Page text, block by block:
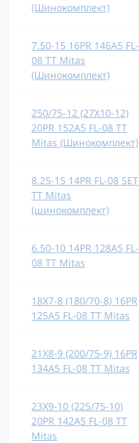
(Шинокомплект)
7.50-15 16PR 146A5 FL-
08 TT Mitas
(Шинокомплект)
250/75-12 (27X10-12)
20PR 152A5 FL-08 TT
Mitas (Шинокомплект)
8.25-15 14PR FL-08 SET
TT Mitas
(шинокомплект)
6.50-10 14PR 128A5 FL-
08 TT Mitas
18X7-8 (180/70-8) 16PR
125A5 FL-08 TT Mitas
21X8-9 (200/75-9) 16PR
134A5 FL-08 TT Mitas
23X9-10 (225/75-10)
20PR 142A5 FL-08 TT
Mitas